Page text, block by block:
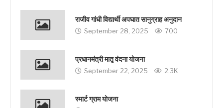
राजीव गांधी विद्यार्थी अपघात सानुग्राह अनुदान
September 28, 2025 700
प्रधानमंत्री मातृ वंदना योजना
September 22, 2025 2.3K
स्मार्ट ग्राम योजना